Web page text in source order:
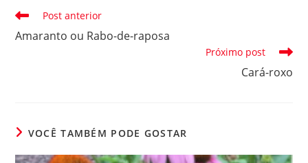
Leia
artigos
Post anterior
Amaranto ou Rabo-de-raposa
Próximo post
Cará-roxo
VOCÊ TAMBÉM PODE GOSTAR